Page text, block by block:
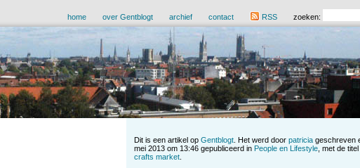
home over Gentblogt archief contact RSS zoeken:
Dit is een artikel op Gentblogt . Het werd door patricia geschreven
mei 2013 om 13:46 gepubliceerd in People en Lifestyle , met de titel
crafts market